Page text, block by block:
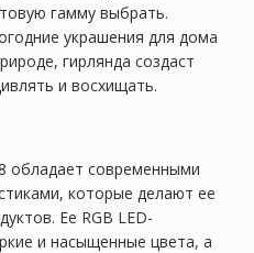
гамму выбрать.
украшения для дома
гирлянда создаст
и восхищать.
обладает современными
которые делают ее
Ее RGB LED-
и насыщенные цвета, а